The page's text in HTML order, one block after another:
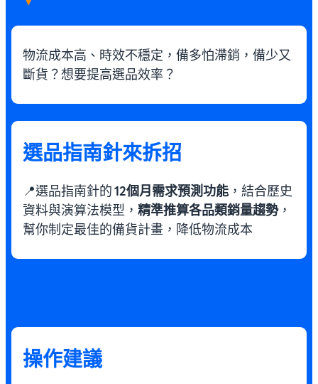
物流成本高、時效不穩定，備多怕滯銷，備少又
斷貨？想要提高選品效率？
選品指南針來拆招
📍選品指南針的12個月需求預測功能 ，結合歷史
資料與演算法模型， 精準推算各品類銷量趨勢，
幫你制定最佳的備貨計畫，降低物流成本
操作建議